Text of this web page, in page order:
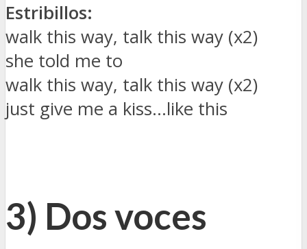
Estribillos:
walk this way, talk this way (x2)
she told me to
walk this way, talk this way (x2)
just give me a kiss…like this
3) Dos voces